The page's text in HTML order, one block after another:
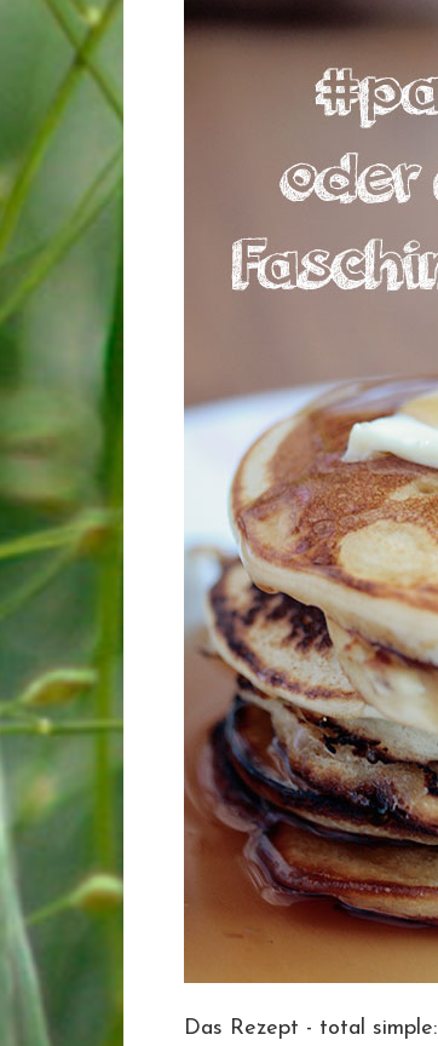
Das Rezept - total simple: